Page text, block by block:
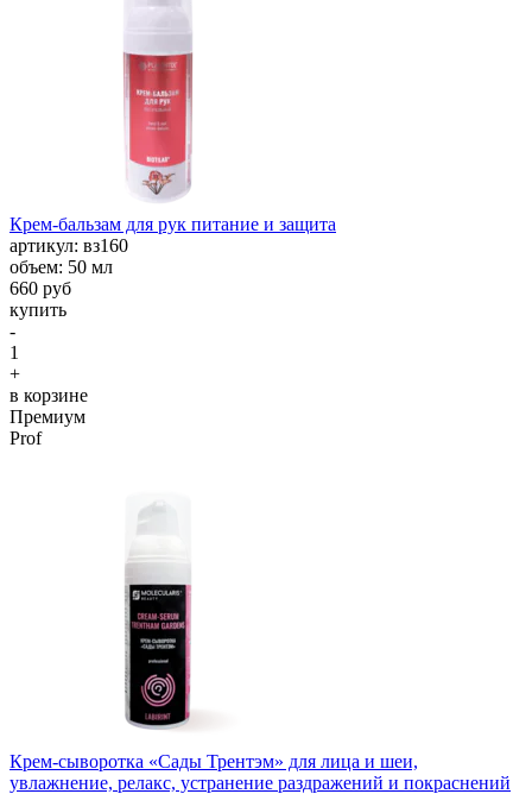
Крем-бальзам для рук питание и защита
aртикул: вз160
объем: 50 мл
660 руб
купить
-
1
+
в корзине
Премиум
Prof
Крем-сыворотка «Сады Трентэм» для лица и шеи,
увлажнение, релакс, устранение раздражений и покраснений